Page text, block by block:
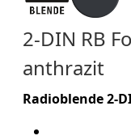
2-DIN RB
anthrazit
Radioblende 2-